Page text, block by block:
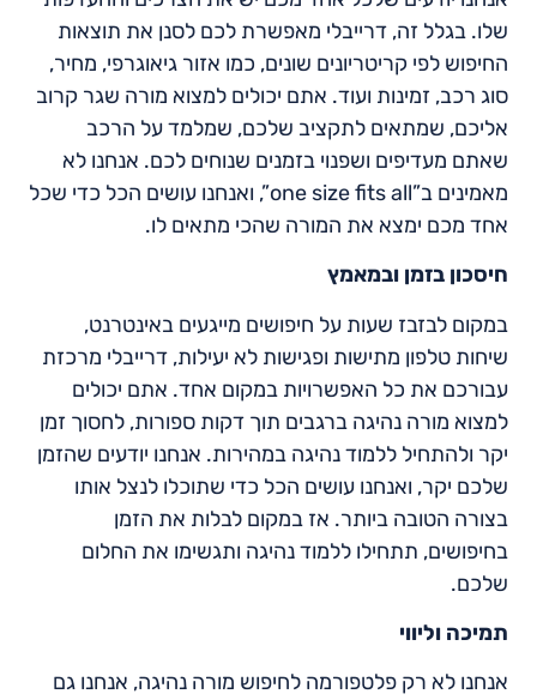
שלו. בגלל זה, דרייבלי מאפשרת לכם לסנן את תוצאות
החיפוש לפי קריטריונים שונים, כמו אזור גיאוגרפי, מחיר,
סוג רכב, זמינות ועוד. אתם יכולים למצוא מורה שגר קרוב
אליכם, שמתאים לתקציב שלכם, שמלמד על הרכב
שאתם מעדיפים ושפנוי בזמנים שנוחים לכם. אנחנו לא
מאמינים ב”one size fits all”, ואנחנו עושים הכל כדי שכל
אחד מכם ימצא את המורה שהכי מתאים לו.
חיסכון בזמן ובמאמץ
במקום לבזבז שעות על חיפושים מייגעים באינטרנט,
שיחות טלפון מתישות ופגישות לא יעילות, דרייבלי מרכזת
עבורכם את כל האפשרויות במקום אחד. אתם יכולים
למצוא מורה נהיגה ברגבים תוך דקות ספורות, לחסוך זמן
יקר ולהתחיל ללמוד נהיגה במהירות. אנחנו יודעים שהזמן
שלכם יקר, ואנחנו עושים הכל כדי שתוכלו לנצל אותו
בצורה הטובה ביותר. אז במקום לבלות את הזמן
בחיפושים, תתחילו ללמוד נהיגה ותגשימו את החלום
שלכם.
תמיכה וליווי
אנחנו לא רק פלטפורמה לחיפוש מורה נהיגה, אנחנו גם